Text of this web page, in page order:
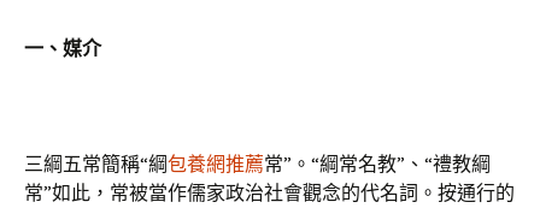
一、媒介
三綱五常簡稱“綱包養網推薦常”。“綱常名教”、“禮教綱
常”如此，常被當作儒家政治社會觀念的代名詞。按通行的